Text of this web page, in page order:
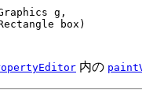
g,
box)
内の